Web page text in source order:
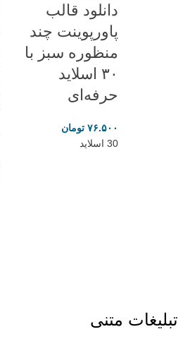
دانلود قالب
پاورپوینت چند
منظوره سبز با
۳۰ اسلاید
حرفه‌ای
۷۶.۵۰۰ تومان
30 اسلاید
تبلیغات متنی